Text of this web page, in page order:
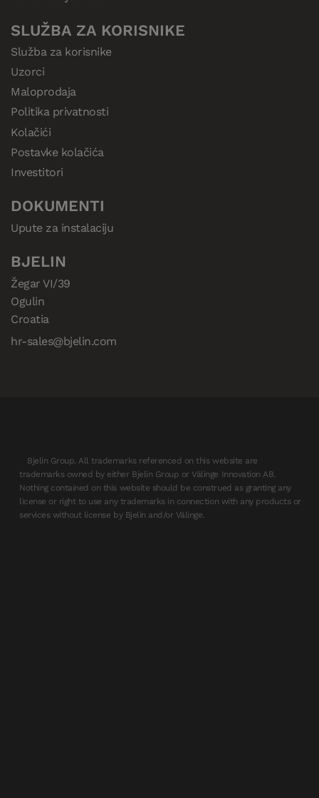
SLUŽBA ZA KORISNIKE
Služba za korisnike
Uzorci
Maloprodaja
Politika privatnosti
Kolačići
Postavke kolačića
Investitori
DOKUMENTI
Upute za instalaciju
BJELIN
Žegar VI/39
Ogulin
Croatia
hr-sales@bjelin.com
Bjelin Group. All trademarks referenced on this website are
trademarks owned by either Bjelin Group or Välinge Innovation AB.
Nothing contained on this website should be construed as granting any
license or right to use any trademarks in connection with any products or
services without license by Bjelin and/or Välinge.